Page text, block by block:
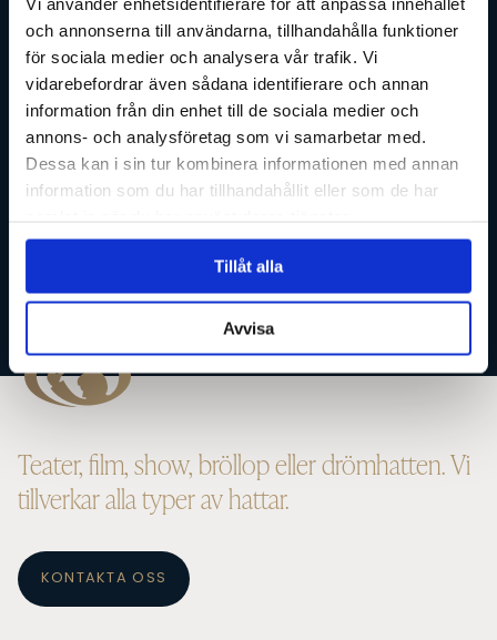
och annonserna till användarna, tillhandahålla funktioner
för sociala medier och analysera vår trafik. Vi
vidarebefordrar även sådana identifierare och annan
information från din enhet till de sociala medier och
annons- och analysföretag som vi samarbetar med.
Dessa kan i sin tur kombinera informationen med annan
information som du har tillhandahållit eller som de har
Tillåt alla
Avvisa
att kunna vägleda dig. Din hatt
kommer vara fulländad för just
dig.
Teater, film, show, bröllop eller drömhatten. Vi
tillverkar alla typer av hattar.
KONTAKTA OSS